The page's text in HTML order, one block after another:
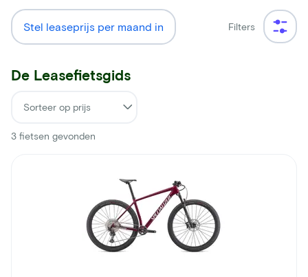
Stel leaseprijs per maand in Filters
De Leasefietsgids
3 fietsen gevonden